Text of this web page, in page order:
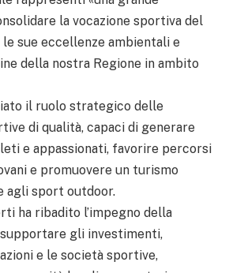
la vocazione sportiva del
sue eccellenze ambientali e
della nostra Regione in ambito
il ruolo strategico delle
di qualità, capaci di generare
e appassionati, favorire percorsi
e promuovere un turismo
agli sport outdoor.
ha ribadito l’impegno della
gli investimenti,
e le società sportive,